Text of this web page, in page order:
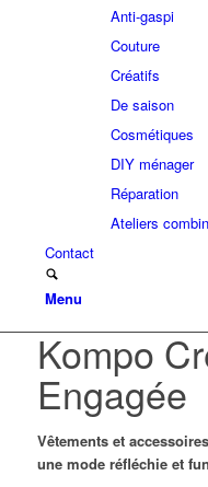
Anti-gaspi
Couture
Créatifs
De saison
Cosmétiques
DIY ménager
Réparation
Ateliers
Contact
Menu
Kompo
Engagée
Vêtements et
une mode réfléchie et